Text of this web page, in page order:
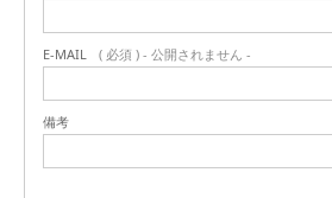
E-MAIL ( 必須 ) - 公開されません -
備考